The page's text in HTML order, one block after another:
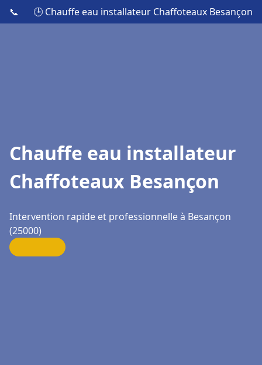
📞 🕒 Chauffe eau installateur Chaffoteaux Besançon
Chauffe eau installateur
Chaffoteaux Besançon
Intervention rapide et professionnelle à Besançon
(25000)